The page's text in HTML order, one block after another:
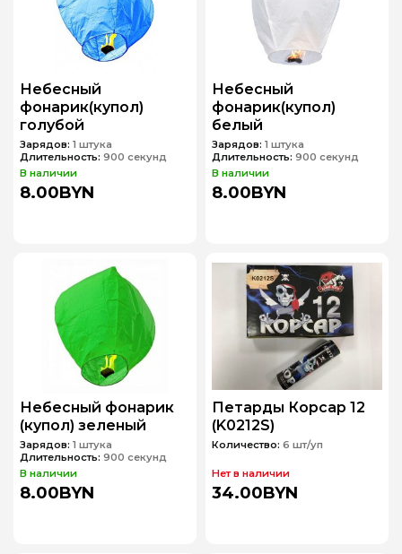
Небесный
фонарик(купол)
голубой
Зарядов: 1 штука
Длительность: 900 секунд
В наличии
8.00BYN
Небесный
фонарик(купол)
белый
Зарядов: 1 штука
Длительность: 900 секунд
В наличии
8.00BYN
Небесный фонарик
(купол) зеленый
Зарядов: 1 штука
Длительность: 900 секунд
В наличии
8.00BYN
Петарды Корсар 12
(K0212S)
Количество: 6 шт/уп
Нет в наличии
34.00BYN